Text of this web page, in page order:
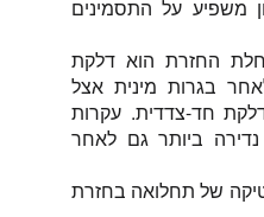
משפיע על התסמינים
החזרת הוא דלקת
בגרות מינית אצל
חד-צדדית. עקרות
ביותר גם לאחר
של תחלואה בחזרת